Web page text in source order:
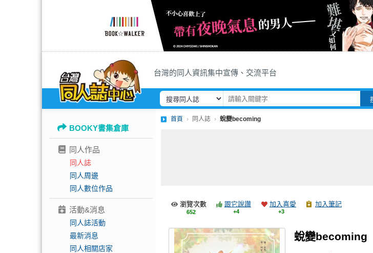
台灣的同人資訊集中宣傳、交流平台
BOOKY書集倉庫
同人作品
同人誌
同人周邊
同人數位作品
活動&消息
同人誌活動
最新消息
同人相關店家
首頁 同人誌 蛻變becoming
瀏覽次數
652
跟它說讚
+4
加入喜愛
+3
加入筆記
蛻變becoming